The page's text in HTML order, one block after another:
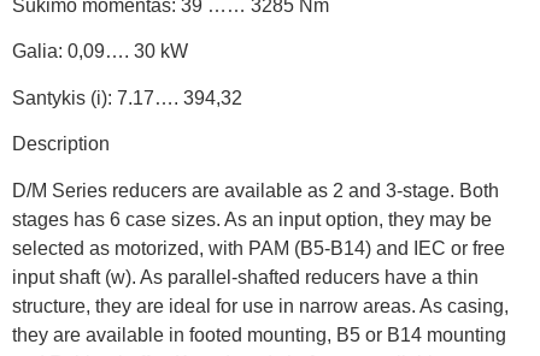
Sukimo momentas: 39 …… 3285 Nm
Galia: 0,09…. 30 kW
Santykis (i): 7.17…. 394,32
Description
D/M Series reducers are available as 2 and 3-stage. Both
stages has 6 case sizes. As an input option, they may be
selected as motorized, with PAM (B5-B14) and IEC or free
input shaft (w). As parallel-shafted reducers have a thin
structure, they are ideal for use in narrow areas. As casing,
they are available in footed mounting, B5 or B14 mounting